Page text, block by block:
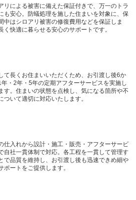
リによる被害に備えた保証付きで、万一のトラ
も安心。防蟻処理を施した住まいを対象に、保
中はシロアリ被害の修復費用などを保証しま
く快適に暮らせる安心のサポートです。
て長くお住まいいただくため、お引渡し後6か
年・2年・5年の定期アフターサービスを実施し
す。住まいの状態を点検し、気になる箇所や不
ついて適切に対応いたします。
仕入れから設計・施工・販売・アフターサービ
自社一貫体制で対応。各工程を一貫して管理す
で品質を維持し、お引渡し後も迅速できめ細や
ポートをご提供します。